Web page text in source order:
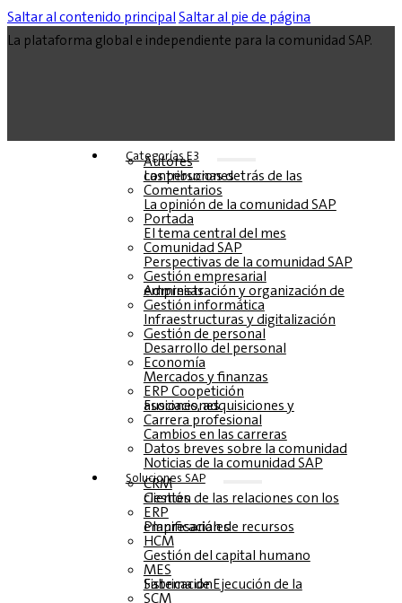
Saltar al contenido principalSaltar al pie de página
La plataforma global e independiente para la comunidad SAP.
Categorías E3
Autores
Las personas detrás de las contribuciones
Comentarios
La opinión de la comunidad SAP
Portada
El tema central del mes
Comunidad SAP
Perspectivas de la comunidad SAP
Gestión empresarial
Administración y organización de empresas
Gestión informática
Infraestructuras y digitalización
Gestión de personal
Desarrollo del personal
Economía
Mercados y finanzas
ERP Coopetición
Fusiones, adquisiciones y asociaciones
Carrera profesional
Cambios en las carreras
Datos breves sobre la comunidad
Noticias de la comunidad SAP
Soluciones‎‎ SAP
CRM
Gestión de las relaciones con los clientes
ERP
Planificación de recursos empresariales
HCM
Gestión del capital humano
MES
Sistema de Ejecución de la Fabricación
SCM